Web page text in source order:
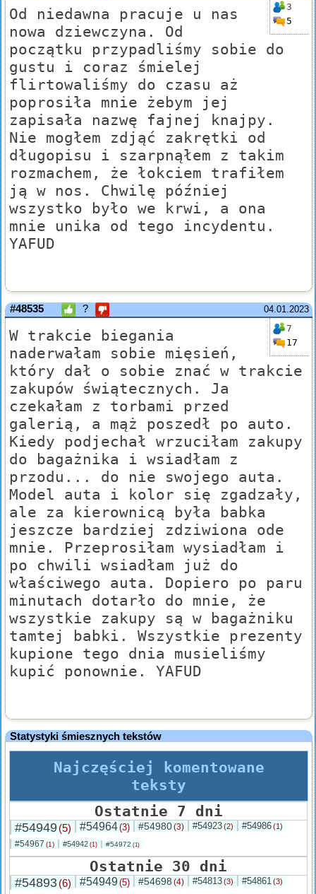
3
5
Od niedawna pracuje u nas
nowa dziewczyna. Od
początku przypadliśmy sobie do
gustu i coraz śmielej
flirtowaliśmy do czasu aż
poprosiła mnie żebym jej
zapisała nazwę fajnej knajpy.
Nie mogłem zdjąć zakrętki od
długopisu i szarpnąłem z takim
rozmachem, że łokciem trafiłem
ją w nos. Chwilę później
wszystko było we krwi, a ona
mnie unika od tego incydentu.
YAFUD
04.01.2023
#48535 ?
7
17
W trakcie biegania
naderwałam sobie mięsień,
który dał o sobie znać w trakcie
zakupów świątecznych. Ja
czekałam z torbami przed
galerią, a mąż poszedł po auto.
Kiedy podjechał wrzuciłam zakupy
do bagażnika i wsiadłam z
przodu... do nie swojego auta.
Model auta i kolor się zgadzały,
ale za kierownicą była babka
jeszcze bardziej zdziwiona ode
mnie. Przeprosiłam wysiadłam i
po chwili wsiadłam już do
właściwego auta. Dopiero po paru
minutach dotarło do mnie, że
wszystkie zakupy są w bagażniku
tamtej babki. Wszystkie prezenty
kupione tego dnia musieliśmy
kupić ponownie. YAFUD
Statystyki śmiesznych tekstów
Najczęściej komentowane
teksty
Ostatnie 7 dni
#54949(5) #54964(3) #54980(3) #54923(2) #54986(1)
#54967 (1) #54942 (1) #54972 (1)
Ostatnie 30 dni
#54893(6) #54949(5) #54698 (4) #54813(3) #54861(3)